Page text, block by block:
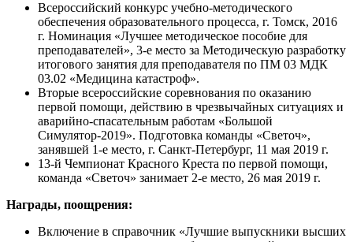
Всероссийский конкурс учебно-методического
обеспечения образовательного процесса, г. Томск, 2016
г. Номинация «Лучшее методическое пособие для
преподавателей», 3-е место за Методическую разработку
итогового занятия для преподавателя по ПМ 03 МДК
03.02 «Медицина катастроф».
Вторые всероссийские соревнования по оказанию
первой помощи, действию в чрезвычайных ситуациях и
аварийно-спасательным работам «Большой
Симулятор-2019». Подготовка команды «Светоч»,
занявшей 1-е место, г. Санкт-Петербург, 11 мая 2019 г.
13-й Чемпионат Красного Креста по первой помощи,
команда «Светоч» занимает 2-е место, 26 мая 2019 г.
Награды, поощрения:
Включение в справочник «Лучшие выпускники высших